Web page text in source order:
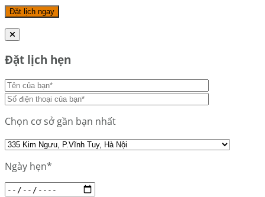
Đặt lịch hẹn
Chọn cơ sở gần bạn nhất
Ngày hẹn*